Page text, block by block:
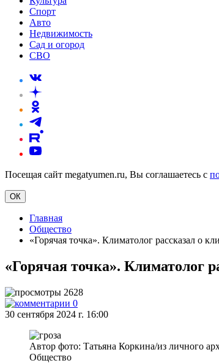
Спорт
Авто
Недвижимость
Сад и огород
СВО
Посещая сайт megatyumen.ru, Вы соглашаетесь с
ОК
Главная
Общество
«Горячая точка». Климатолог рассказал о
«Горячая точка». Климатолог
2628
0
30 сентября 2024 г. 16:00
Автор фото: Татьяна Коркина/из личного
Общество